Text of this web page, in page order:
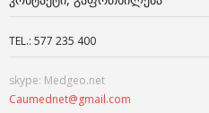
TEL.: 577 235 400
skype: Medgeo.net
Caumednet@gmail.com